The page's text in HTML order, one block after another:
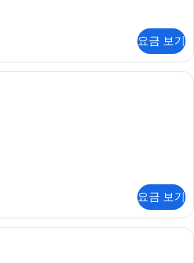
요금 보기
요금 보기